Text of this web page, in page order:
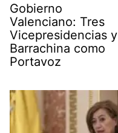
Gobierno
Valenciano: Tres
Vicepresidencias y
Barrachina como
Portavoz